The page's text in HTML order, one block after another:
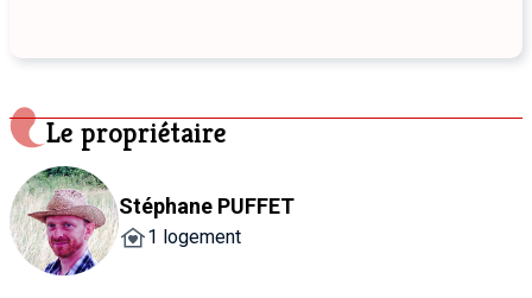
Le propriétaire
Stéphane PUFFET
1 logement